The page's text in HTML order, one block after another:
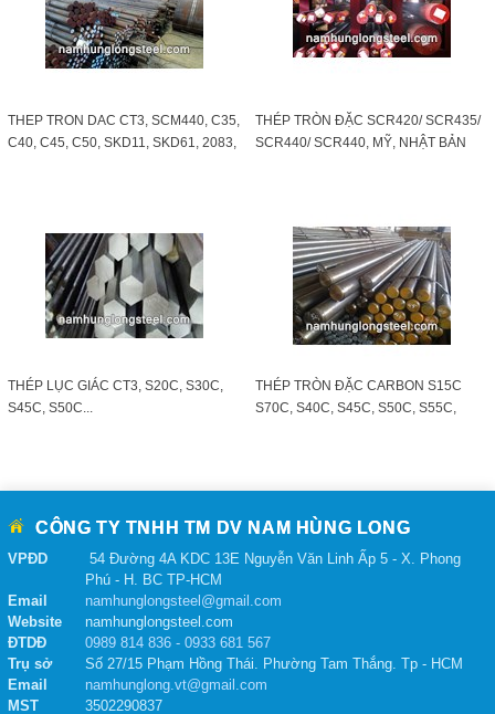
THEP TRON DAC CT3, SCM440, C35,
C40, C45, C50, SKD11, SKD61, 2083,
THÉP TRÒN ĐẶC SCR420/ SCR435/
SCR440/ SCR440, MỸ, NHẬT BẢN
THÉP LỤC GIÁC CT3, S20C, S30C,
S45C, S50C...
THÉP TRÒN ĐẶC CARBON S15C
S70C, S40C, S45C, S50C, S55C,
CÔNG TY TNHH TM DV NAM HÙNG LONG
VPĐD
54 Đường 4A KDC 13E Nguyễn Văn Linh Ấp 5 - X. Phong
Phú - H. BC TP-HCM
Email
namhunglongsteel@gmail.com
Website
namhunglongsteel.com
ĐTDĐ
0989 814 836 - 0933 681 567
Trụ sở
Số 27/15 Phạm Hồng Thái. Phường Tam Thắng. Tp - HCM
Email
namhunglong.vt@gmail.com
MST
3502290837